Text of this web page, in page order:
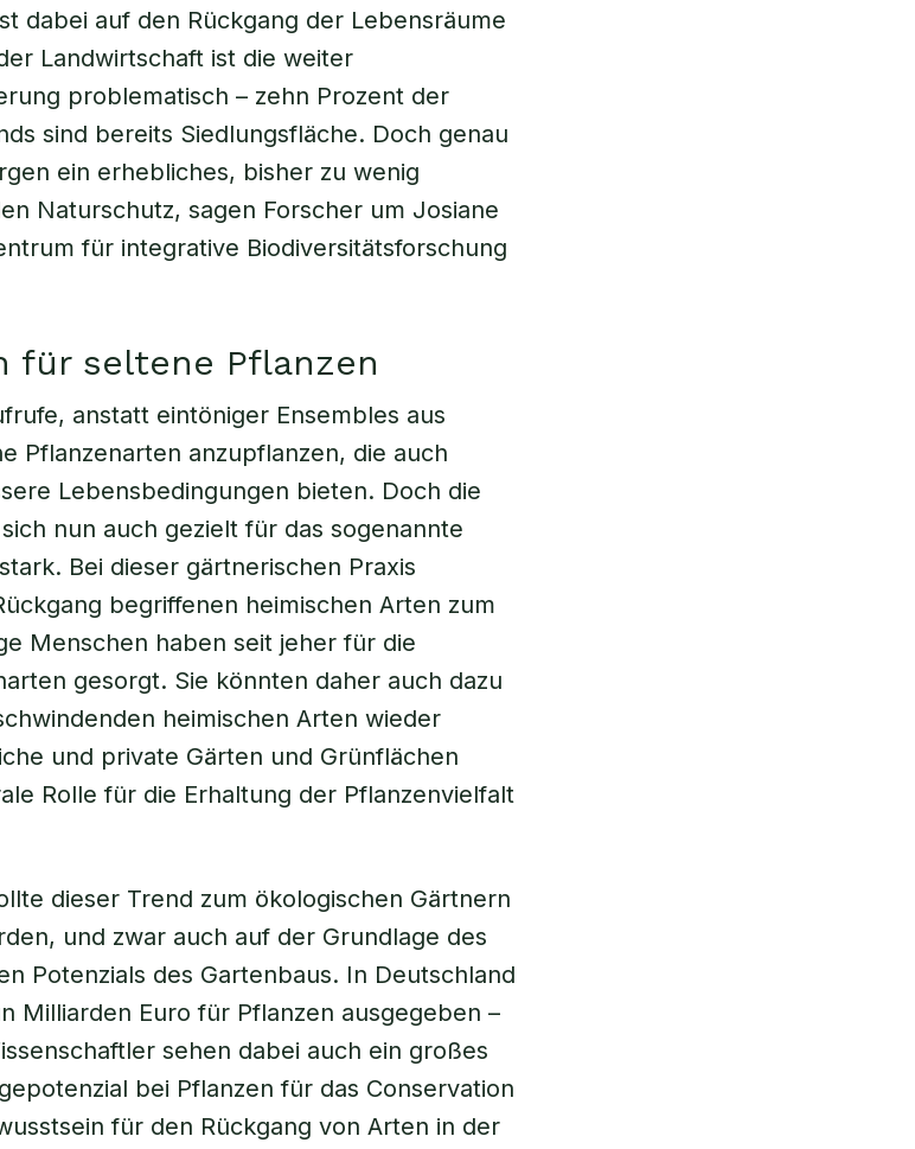
dabei auf den Rückgang der Lebensräume
Landwirtschaft ist die weiter
problematisch – zehn Prozent der
sind bereits Siedlungsfläche. Doch genau
ein erhebliches, bisher zu wenig
Naturschutz, sagen Forscher um Josiane
für integrative Biodiversitätsforschung
für seltene Pflanzen
anstatt eintöniger Ensembles aus
Pflanzenarten anzupflanzen, die auch
Lebensbedingungen bieten. Doch die
nun auch gezielt für das sogenannte
Bei dieser gärtnerischen Praxis
begriffenen heimischen Arten zum
Menschen haben seit jeher für die
gesorgt. Sie könnten daher auch dazu
heimischen Arten wieder
und private Gärten und Grünflächen
Rolle für die Erhaltung der Pflanzenvielfalt
dieser Trend zum ökologischen Gärtnern
und zwar auch auf der Grundlage des
Potenzials des Gartenbaus. In Deutschland
Milliarden Euro für Pflanzen ausgegeben –
sehen dabei auch ein großes
bei Pflanzen für das Conservation
für den Rückgang von Arten in der